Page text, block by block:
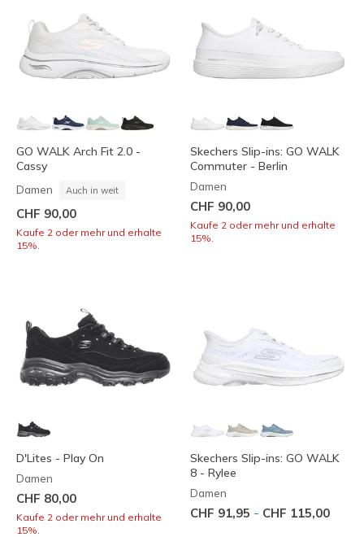
GO WALK Arch Fit 2.0 -
Cassy
Damen Auch in weit
CHF 90,00
Kaufe 2 oder mehr und erhalte
15%.
Skechers Slip-ins: GO WALK
Commuter - Berlin
Damen
CHF 90,00
Kaufe 2 oder mehr und erhalte
15%.
D'Lites - Play On
Damen
CHF 80,00
Kaufe 2 oder mehr und erhalte
15%.
Skechers Slip-ins: GO WALK
8 - Rylee
Damen
CHF 91,95 - CHF 115,00